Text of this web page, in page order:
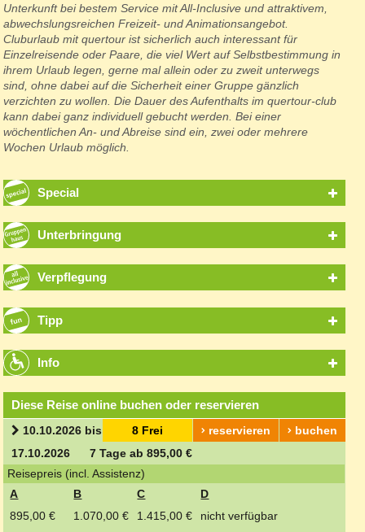
Unterkunft bei bestem Service mit All-Inclusive und attraktivem,
abwechslungsreichen Freizeit- und Animationsangebot.
Cluburlaub mit quertour ist sicherlich auch interessant für
Einzelreisende oder Paare, die viel Wert auf Selbstbestimmung in
ihrem Urlaub legen, gerne mal allein oder zu zweit unterwegs
sind, ohne dabei auf die Sicherheit einer Gruppe gänzlich
verzichten zu wollen. Die Dauer des Aufenthalts im quertour-club
kann dabei ganz individuell gebucht werden. Bei einer
wöchentlichen An- und Abreise sind ein, zwei oder mehrere
Wochen Urlaub möglich.
Special
Unterbringung
Verpflegung
Tipp
Info
Diese Reise online buchen oder reservieren
buchen
reservieren
8 Frei
10.10.2026 bis
17.10.2026
7 Tage ab 895,00 €
Reisepreis (incl. Assistenz)
A
B C
D
895,00 €
1.070,00 € 1.415,00 € nicht verfügbar